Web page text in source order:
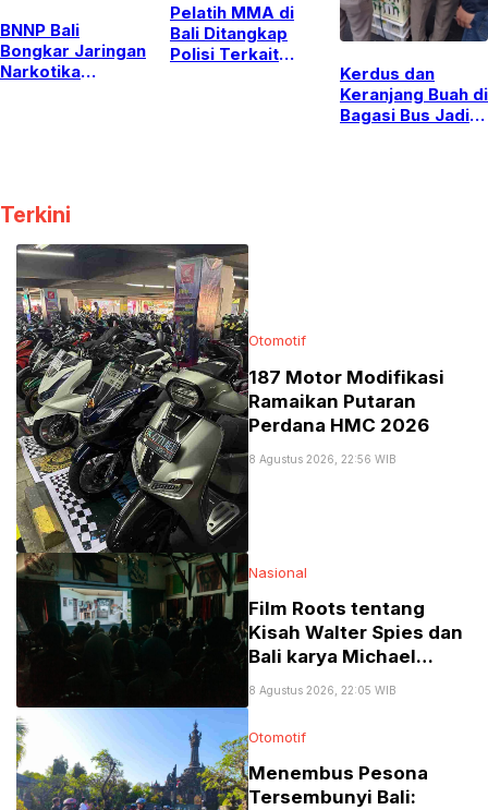
BNNP Bali
Bongkar Jaringan
Narkotika
Pelatih MMA di
Bali Ditangkap
Polisi Terkait
Kerdus dan
Keranjang Buah di
Bagasi Bus Jadi
Terkini
Otomotif
187 Motor Modifikasi
Ramaikan Putaran
Perdana HMC 2026
8 Agustus 2026, 22:56 WIB
Nasional
Film Roots tentang
Kisah Walter Spies dan
Bali karya Michael
Schindhelm di Jakarta
8 Agustus 2026, 22:05 WIB
Otomotif
Menembus Pesona
Tersembunyi Bali: